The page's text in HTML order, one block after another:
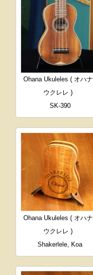
Ohana Ukuleles ( オハナ
ウクレレ )
SK-390
Ohana Ukuleles ( オハナ
ウクレレ )
Shakerlele, Koa